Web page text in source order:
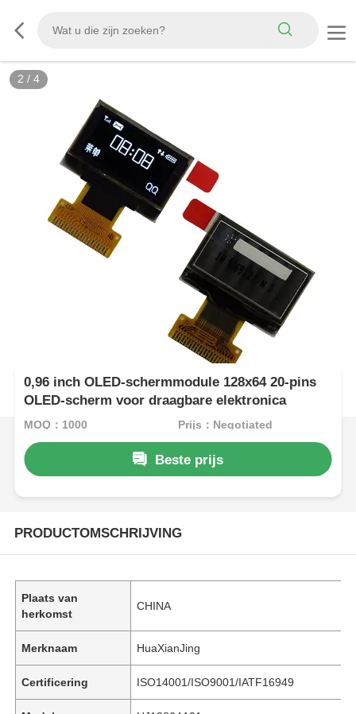
2 / 4
0,96 inch OLED-schermmodule 128x64 20-pins
OLED-scherm voor draagbare elektronica
MOQ：1000 Prijs：Negotiated
Beste prijs
PRODUCTOMSCHRIJVING
Plaats van
herkomst
CHINA
Merknaam HuaXianJing
Certificering ISO14001/ISO9001/IATF16949